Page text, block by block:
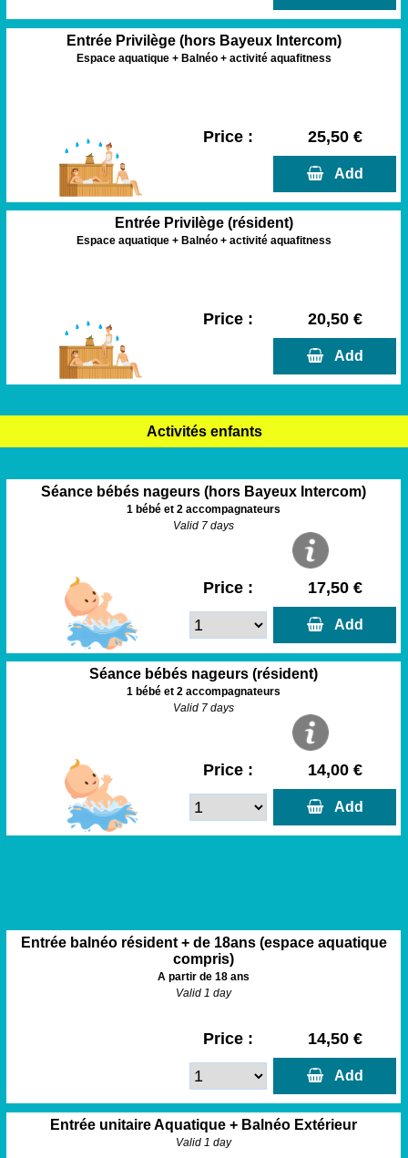
Entrée Privilège (hors Bayeux Intercom)
Espace aquatique + Balnéo + activité aquafitness
Price : 25,50 €
Add
Entrée Privilège (résident)
Espace aquatique + Balnéo + activité aquafitness
Price : 20,50 €
Add
Activités enfants
Séance bébés nageurs (hors Bayeux Intercom)
1 bébé et 2 accompagnateurs
Valid 7 days
Price : 17,50 €
Add
Séance bébés nageurs (résident)
1 bébé et 2 accompagnateurs
Valid 7 days
Price : 14,00 €
Add
Entrée balnéo résident + de 18ans (espace aquatique
compris)
A partir de 18 ans
Valid 1 day
Price : 14,50 €
Add
Entrée unitaire Aquatique + Balnéo Extérieur
Valid 1 day